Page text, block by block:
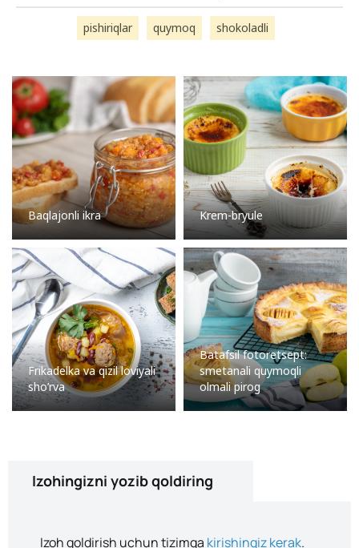
pishiriqlar quymoq shokoladli
Baqlajonli ikra Krem-bryule
Frikadelka va qizil loviyali
sho’rva
Batafsil fotoretsept:
smetanali quymoqli
olmali pirog
Izohingizni yozib qoldiring
Izoh qoldirish uchun tizimga kirishingiz kerak.